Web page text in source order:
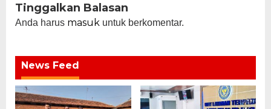
Tinggalkan Balasan
Anda harus masuk untuk berkomentar.
News Feed